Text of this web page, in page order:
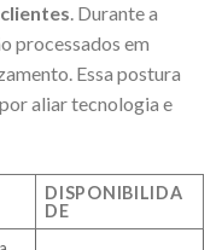
. Durante a
processados em
Essa postura
aliar tecnologia e
DISPONIBILIDA
DE